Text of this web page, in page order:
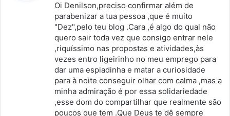
s
e
:
Oi Denilson,preciso confirmar além de
parabenizar a tua pessoa ,que é muito
"Dez",pelo teu blog .Cara ,é algo do qual não
quero sair toda vez que consigo entrar nele
,riquíssimo nas propostas e atividades,às
vezes entro ligeirinho no meu emprego para
dar uma espiadinha e matar a curiosidade
para à noite conseguir olhar com calma ,mas a
minha admiração é por essa solidariedade
,esse dom do compartilhar que realmente são
poucos que tem .Que Deus te dê sempre